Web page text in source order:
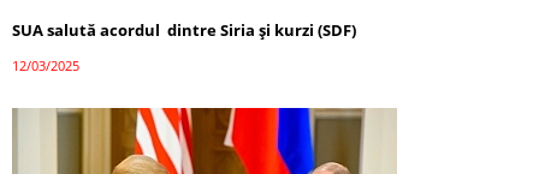
SUA salută acordul dintre Siria și kurzi (SDF)
12/03/2025